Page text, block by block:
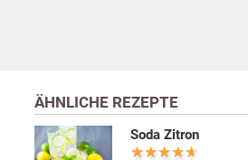
ÄHNLICHE REZEPTE
Soda Zitron